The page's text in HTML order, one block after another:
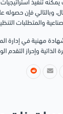
تنفيذ
والمتطلبات
مهنية في إدارة
الذاتية وإحراز